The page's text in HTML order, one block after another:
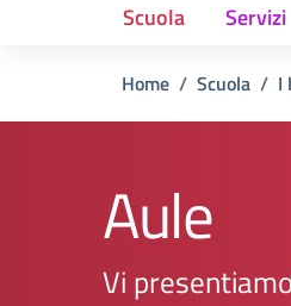
Scuola Servizi
Home Scuola I
Aule
Vi